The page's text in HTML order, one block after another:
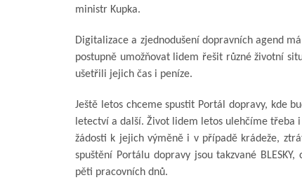
ministr Kupka.
Digitalizace a zjednodušení dopravních agend
postupně umožňovat lidem řešit různé životní
ušetřili jejich čas i peníze.
Ještě letos chceme spustit Portál dopravy, kde
letectví a další. Život lidem letos ulehčíme třeba
žádosti k jejich výměně i v případě krádeže,
spuštění Portálu dopravy jsou takzvané
pěti pracovních dnů.